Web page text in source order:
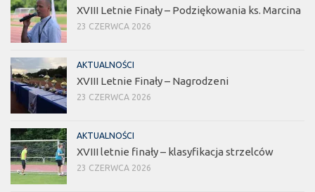
XVIII Letnie Finały – Podziękowania ks. Marcina
23 CZERWCA 2026
AKTUALNOŚCI
XVIII Letnie Finały – Nagrodzeni
23 CZERWCA 2026
AKTUALNOŚCI
XVIII letnie finały – klasyfikacja strzelców
23 CZERWCA 2026